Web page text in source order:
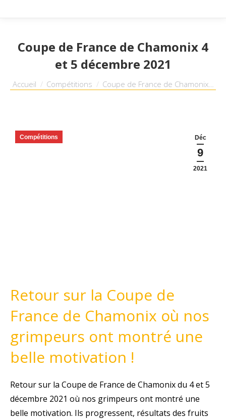
Coupe de France de Chamonix 4
et 5 décembre 2021
Vous êtes ici :
Accueil Compétitions Coupe de France de Chamonix…
Déc
9
2021
Compétitions
Retour sur la Coupe de
France de Chamonix où nos
grimpeurs ont montré une
belle motivation !
Retour sur la Coupe de France de Chamonix du 4 et 5
décembre 2021 où nos grimpeurs ont montré une
belle motivation. Ils progressent, résultats des fruits